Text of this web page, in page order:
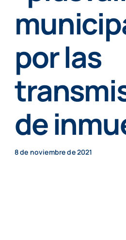
Cita previa
por las
de
8 de noviembre de 2021